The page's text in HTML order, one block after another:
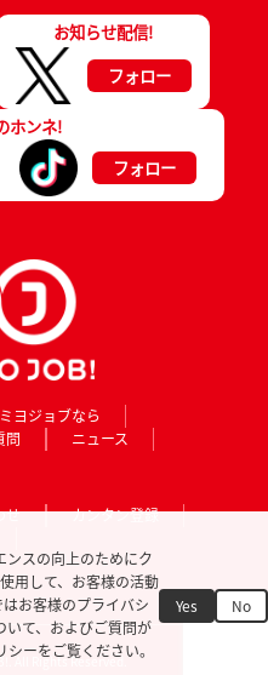
お知らせ配信!
フォロー
ホンネ!
フォロー
ヨジョブなら
問
ニュース
せ
カンタン登録
All Rights Reserved.
ンスの向上のためにク
用して、お客様の活動
お客様のプライバシ
いて、およびご質問が
ーをご覧ください。
Yes No